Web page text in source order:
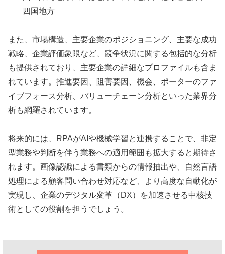
四国地方
また、市場構造、主要企業のポジショニング、主要な成功
戦略、企業評価象限など、競争状況に関する包括的な分析
も提供されており、主要企業の詳細なプロファイルも含ま
れています。推進要因、阻害要因、機会、ポーターのファ
イブフォース分析、バリューチェーン分析といった業界分
析も網羅されています。
将来的には、RPAがAIや機械学習と連携することで、非定
型業務や判断を伴う業務への適用範囲も拡大すると期待さ
れます。画像認識による書類からの情報抽出や、自然言語
処理による顧客問い合わせ対応など、より高度な自動化が
実現し、企業のデジタル変革（DX）を加速させる中核技
術としての役割を担うでしょう。